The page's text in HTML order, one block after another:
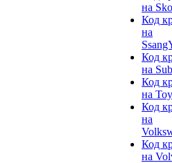
на
Код
на
Код
на
Код
на
Код
на
Код
на